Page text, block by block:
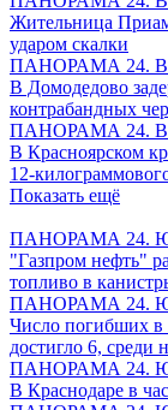
Жительница
ударом скалки
ПАНОРАМА 24.
В Домодедово
контрабандных
ПАНОРАМА 24.
В Красноярском
12-
Показать ещё
ПАНОРАМА 24.
"Газпром нефть"
топливо в
ПАНОРАМА 24.
Число погибших
достигло 6, среди
ПАНОРАМА 24.
В Краснодаре в